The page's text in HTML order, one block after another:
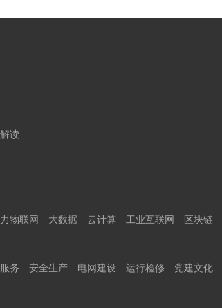
读
物联网 大数据 云计算 工业互联网 区块链
务 安全生产 电网建设 运行检修 党建文化